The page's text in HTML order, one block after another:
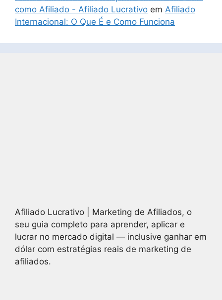
como Afiliado - Afiliado Lucrativo em Afiliado
Internacional: O Que É e Como Funciona
Afiliado Lucrativo | Marketing de Afiliados, o
seu guia completo para aprender, aplicar e
lucrar no mercado digital — inclusive ganhar em
dólar com estratégias reais de marketing de
afiliados.